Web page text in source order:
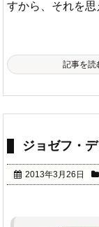
すから、それを思
記事を読
ジョゼフ・
2013年3月26日